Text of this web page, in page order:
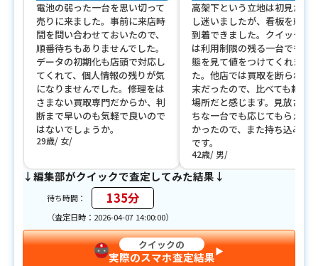
電池の弱った一台を思い切って
売りに来ました。事前に来店時
間を問い合わせておいたので、
順番待ちもありませんでした。
データの初期化も店頭で対応し
てくれて、個人情報の残りが気
になりませんでした。修理をは
さまない買取専門だからか、判
断まで早いのも気軽で良いので
はないでしょうか。
29歳 女
高架下という立地は初見だと
し迷いましたが、看板を頼り
到着できました。クイックさ
は利用制限の残る一台でも、
態を見て値をつけてくれまし
た。他店では買取を断られた
末だったので、比べても頼れる
場所だと感じます。見放され
ちな一台でも応じてもらえて
かったので、また持ち込みた
です。
42歳 男
↓編集部がクイックで査定してみた結果↓
待ち時間： 135分
（査定日時：2026-04-07 14:00:00）
クイックの
実際のスマホ査定結果▶︎